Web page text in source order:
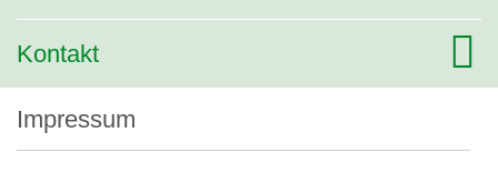
Kontakt
Impressum